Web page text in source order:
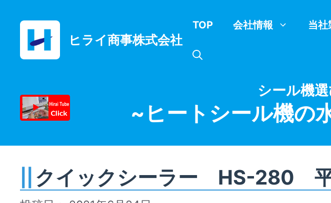
ヒライ商事株式会社
TOP 会社情報 当
シール機
~ヒートシール機の
クイックシーラー HS-280